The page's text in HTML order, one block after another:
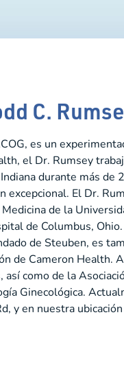
C.
es un
el Dr. Rumsey
durante más de
excepcional. El Dr.
de la
de Columbus,
de Steuben, es
de Cameron Health.
como de la
Ginecológica.
y en nuestra